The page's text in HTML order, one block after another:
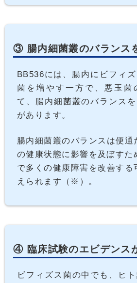
③ 腸内細菌叢のバランス
BB536には、腸内にビフィ
菌を増やす一方で、悪玉菌
て、腸内細菌叢のバランス
があります。
腸内細菌叢のバランスは便通
の健康状態に影響を及ぼすた
で多くの健康障害を改善する
えられます（※）。
④ 臨床試験のエビデンス
ビフィズス菌の中でも、ヒ